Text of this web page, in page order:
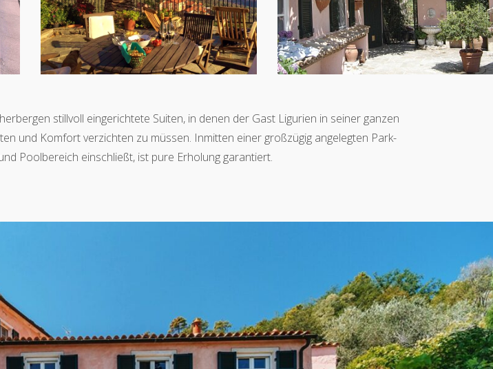
stillvoll eingerichtete Suiten, in denen der Gast Ligurien in seiner ganzen
und Komfort verzichten zu müssen. Inmitten einer großzügig angelegten Park-
Poolbereich einschließt, ist pure Erholung garantiert.